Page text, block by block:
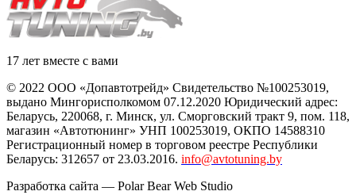
17 лет вместе с вами
© 2022 ООО «Допавтотрейд» Свидетельство №100253019,
выдано Мингорисполкомом 07.12.2020 Юридический адрес:
Беларусь, 220068, г. Минск, ул. Сморговский тракт 9, пом. 118,
магазин «Автотюнинг» УНП 100253019, ОКПО 14588310
Регистрационный номер в торговом реестре Республики
Беларусь: 312657 от 23.03.2016. info@avtotuning.by
Разработка сайта — Polar Bear Web Studio